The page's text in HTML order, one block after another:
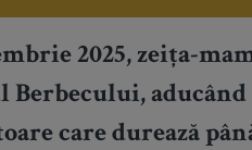
2025, zeița-
Berbecului,
care durează